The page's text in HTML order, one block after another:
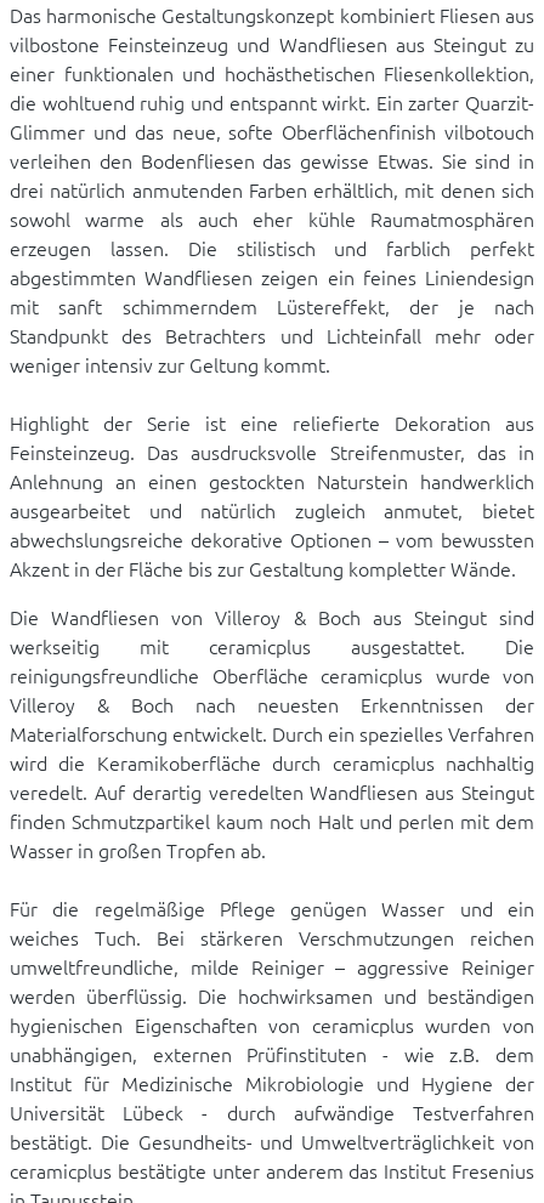
Das harmonische Gestaltungskonzept kombiniert Fliesen aus
vilbostone Feinsteinzeug und Wandfliesen aus Steingut zu
einer funktionalen und hochästhetischen Fliesenkollektion,
die wohltuend ruhig und entspannt wirkt. Ein zarter Quarzit-
Glimmer und das neue, softe Oberflächenfinish vilbotouch
verleihen den Bodenfliesen das gewisse Etwas. Sie sind in
drei natürlich anmutenden Farben erhältlich, mit denen sich
sowohl warme als auch eher kühle Raumatmosphären
erzeugen lassen. Die stilistisch und farblich perfekt
abgestimmten Wandfliesen zeigen ein feines Liniendesign
mit sanft schimmerndem Lüstereffekt, der je nach
Standpunkt des Betrachters und Lichteinfall mehr oder
weniger intensiv zur Geltung kommt.
Highlight der Serie ist eine reliefierte Dekoration aus
Feinsteinzeug. Das ausdrucksvolle Streifenmuster, das in
Anlehnung an einen gestockten Naturstein handwerklich
ausgearbeitet und natürlich zugleich anmutet, bietet
abwechslungsreiche dekorative Optionen – vom bewussten
Akzent in der Fläche bis zur Gestaltung kompletter Wände.
Die Wandfliesen von Villeroy & Boch aus Steingut sind
werkseitig mit ceramicplus ausgestattet. Die
reinigungsfreundliche Oberfläche ceramicplus wurde von
Villeroy & Boch nach neuesten Erkenntnissen der
Materialforschung entwickelt. Durch ein spezielles Verfahren
wird die Keramikoberfläche durch ceramicplus nachhaltig
veredelt. Auf derartig veredelten Wandfliesen aus Steingut
finden Schmutzpartikel kaum noch Halt und perlen mit dem
Wasser in großen Tropfen ab.
Für die regelmäßige Pflege genügen Wasser und ein
weiches Tuch. Bei stärkeren Verschmutzungen reichen
umweltfreundliche, milde Reiniger – aggressive Reiniger
werden überflüssig. Die hochwirksamen und beständigen
hygienischen Eigenschaften von ceramicplus wurden von
unabhängigen, externen Prüfinstituten - wie z.B. dem
Institut für Medizinische Mikrobiologie und Hygiene der
Universität Lübeck - durch aufwändige Testverfahren
bestätigt. Die Gesundheits- und Umweltverträglichkeit von
ceramicplus bestätigte unter anderem das Institut Fresenius